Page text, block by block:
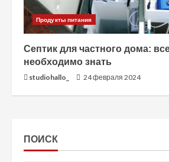
Продукты питания
Септик для частного дома:
необходимо знать
studiohallo_ 24 февраля 2024
ПОИСК